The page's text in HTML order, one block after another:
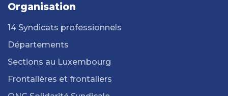
Organisation
14 Syndicats professionnels
Départements
Sections au Luxembourg
Frontalières et frontaliers